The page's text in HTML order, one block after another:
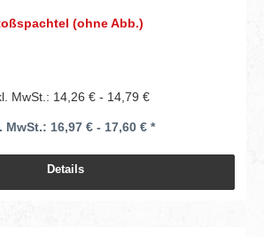
(ohne Abb.)
MwSt.: 14,26 € - 14,79 €
MwSt.: 16,97 € - 17,60 € *
Details